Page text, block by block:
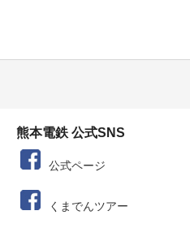
熊本電鉄 公式SNS
公式ページ
くまでんツアー